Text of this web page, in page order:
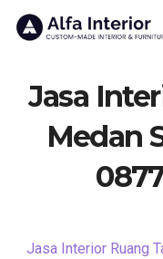
Jasa
Medan
Jasa Interior Ruang